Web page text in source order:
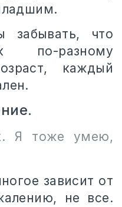
что
по-разному
каждый
Я тоже умею,
зависит от
не все.